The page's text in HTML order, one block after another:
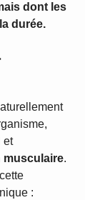
dont les
durée.
et
musculaire.
: